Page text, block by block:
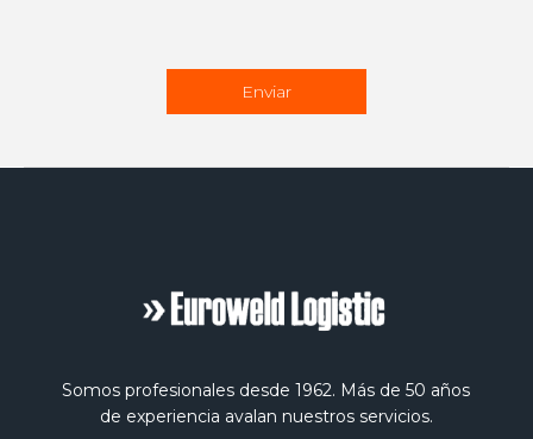
Somos profesionales desde 1962. Más de 50 años
de experiencia avalan nuestros servicios.